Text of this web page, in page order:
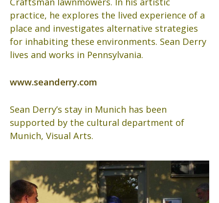
practice, he explores the lived experience of a
place and investigates alternative strategies
for inhabiting these environments. Sean Derry
lives and works in Pennsylvania.
www.seanderry.com
Sean Derry’s stay in Munich has been
supported by the cultural department of
Munich, Visual Arts.